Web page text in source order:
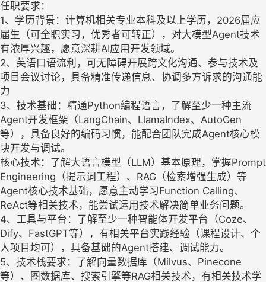
任职要求：
1、学历背景：计算机相关专业本科及以上学历，2026届应
届生（可全职实习，优秀者可转正），对大模型Agent技术
有浓厚兴趣，愿意深耕AI应用开发领域。
2、英语口语流利，可无障碍开展跨文化沟通、参与技术及
项目会议讨论，具备精准传递信息、协调多方诉求的沟通能
力
3、技术基础：精通Python编程语言，了解至少一种主流
Agent开发框架（LangChain、LlamaIndex、AutoGen
等），具备良好的编码习惯，能配合团队完成Agent核心模
块开发与调试。
核心技术：了解大语言模型（LLM）基本原理，掌握Prompt
Engineering（提示词工程）、RAG（检索增强生成）等
Agent核心技术基础，愿意主动学习Function Calling、
ReAct等相关技术，能尝试运用技术解决简单业务问题。
4、工具与平台：了解至少一种智能体开发平台（Coze、
Dify、FastGPT等），有相关平台实践经验（课程设计、个
人项目均可），具备基础的Agent搭建、调试能力。
5、技术栈要求：了解向量数据库（Milvus、Pinecone
等）、图数据库、搜索引擎等RAG相关技术，有相关技术学